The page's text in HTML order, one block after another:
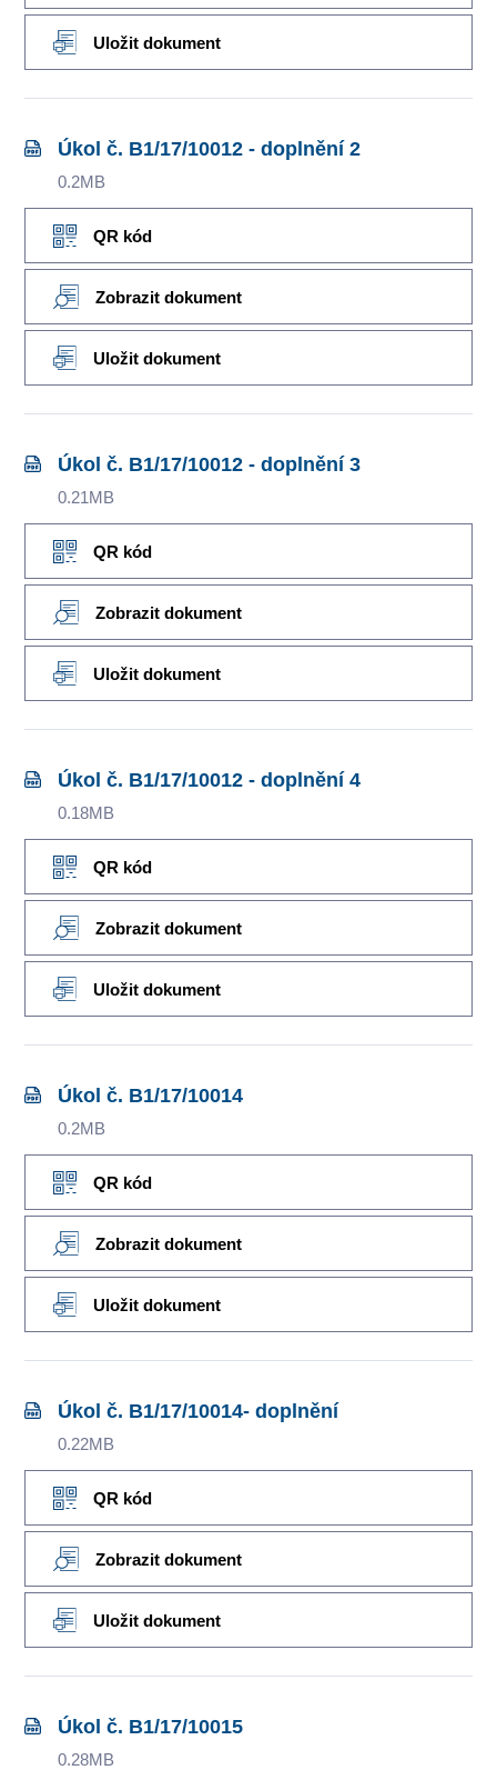
Uložit dokument
Úkol č. B1/17/10012 - doplnění 2
0.2MB
QR kód
Zobrazit dokument
Uložit dokument
Úkol č. B1/17/10012 - doplnění 3
0.21MB
QR kód
Zobrazit dokument
Uložit dokument
Úkol č. B1/17/10012 - doplnění 4
0.18MB
QR kód
Zobrazit dokument
Uložit dokument
Úkol č. B1/17/10014
0.2MB
QR kód
Zobrazit dokument
Uložit dokument
Úkol č. B1/17/10014- doplnění
0.22MB
QR kód
Zobrazit dokument
Uložit dokument
Úkol č. B1/17/10015
0.28MB